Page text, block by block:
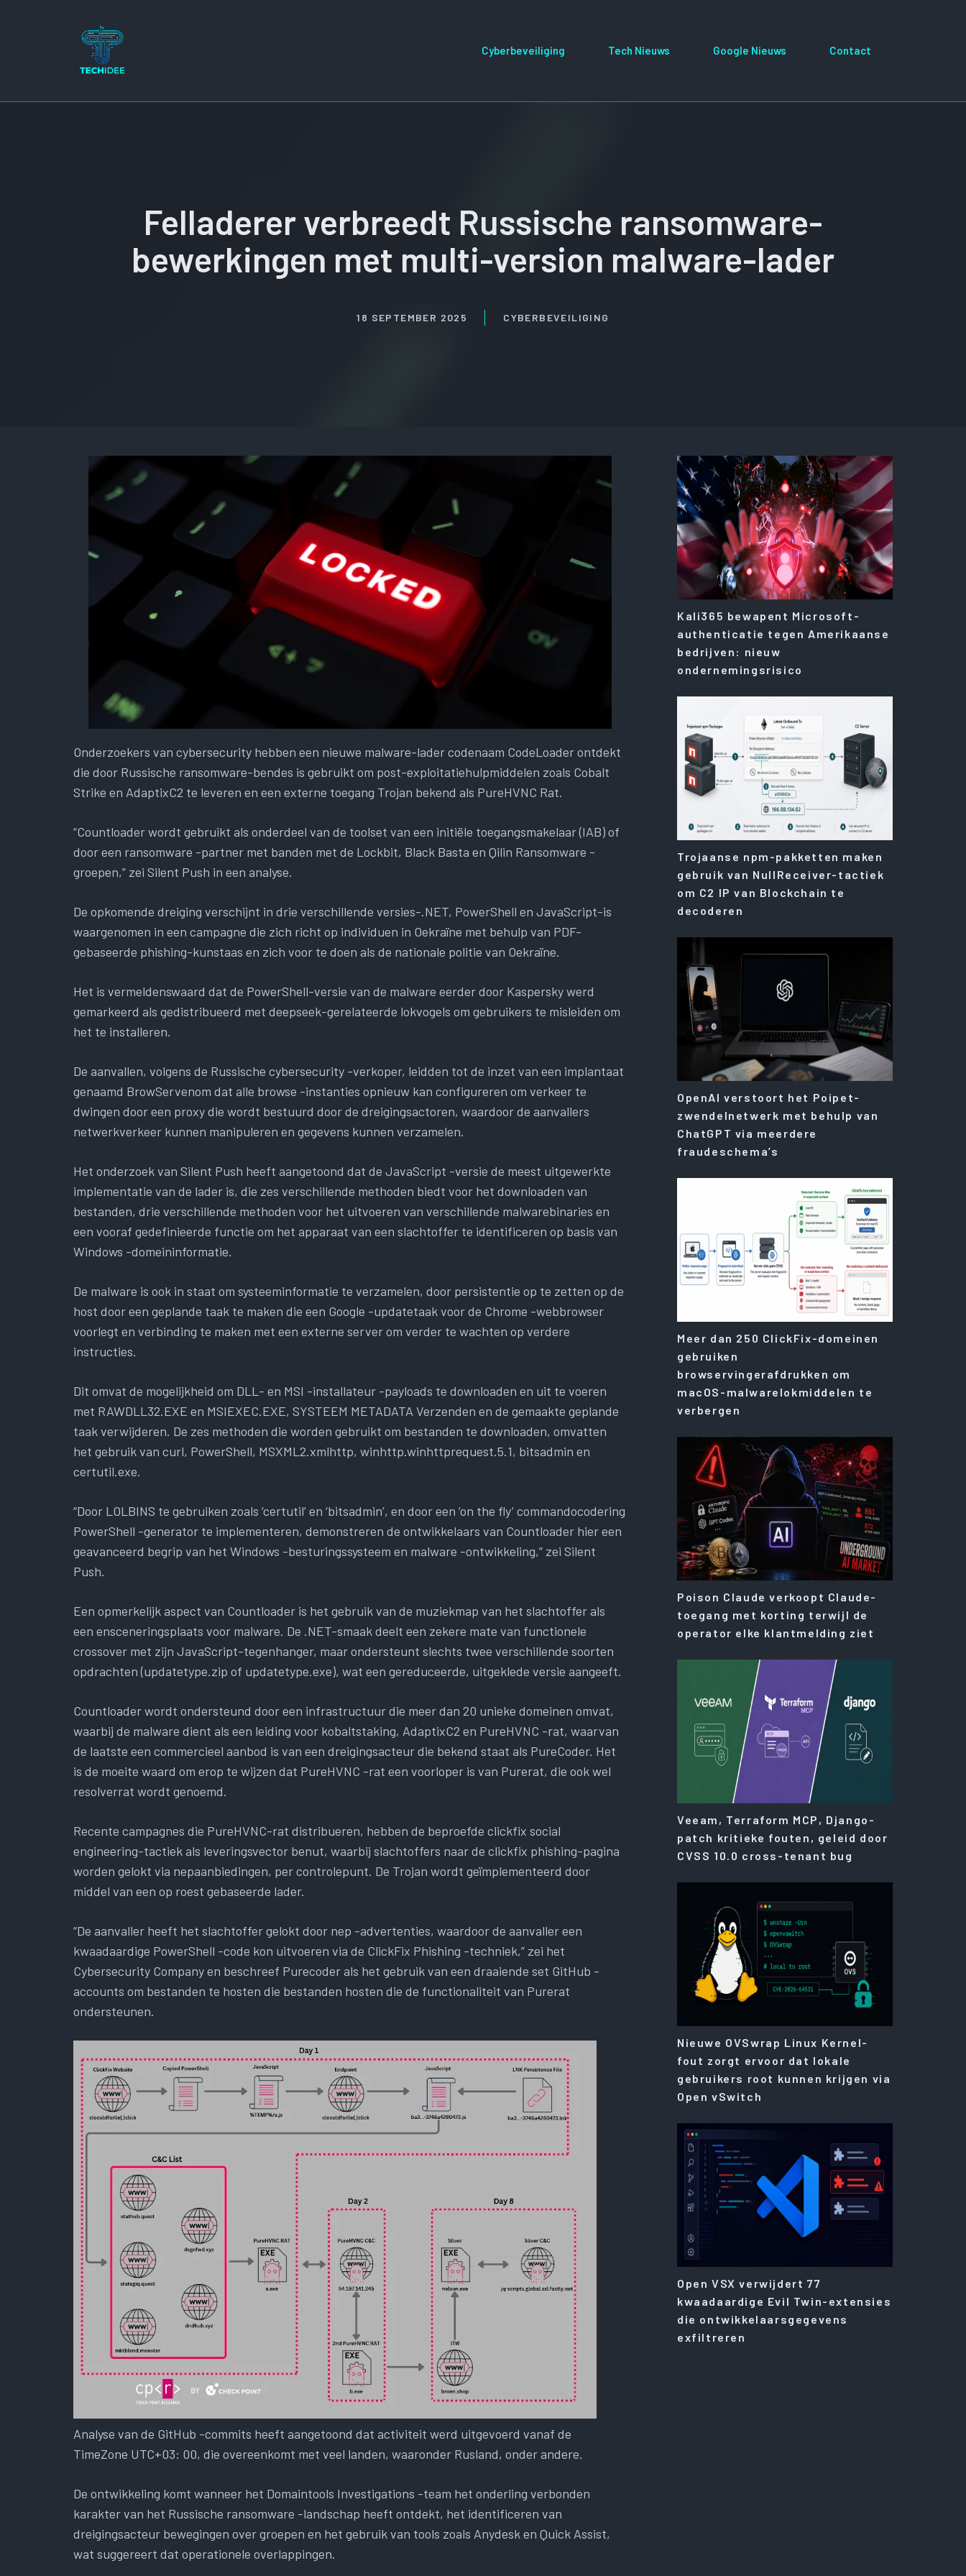
Cyberbeveiliging Tech Nieuws Google Nieuws Contact
Felladerer verbreedt Russische ransomware-
bewerkingen met multi-version malware-lader
18 SEPTEMBER 2025 CYBERBEVEILIGING
Onderzoekers van cybersecurity hebben een nieuwe malware-lader codenaam CodeLoader ontdekt
die door Russische ransomware-bendes is gebruikt om post-exploitatiehulpmiddelen zoals Cobalt
Strike en AdaptixC2 te leveren en een externe toegang Trojan bekend als PureHVNC Rat.
“Countloader wordt gebruikt als onderdeel van de toolset van een initiële toegangsmakelaar (IAB) of
door een ransomware -partner met banden met de Lockbit, Black Basta en Qilin Ransomware -
groepen,” zei Silent Push in een analyse.
De opkomende dreiging verschijnt in drie verschillende versies-.NET, PowerShell en JavaScript-is
waargenomen in een campagne die zich richt op individuen in Oekraïne met behulp van PDF-
gebaseerde phishing-kunstaas en zich voor te doen als de nationale politie van Oekraïne.
Het is vermeldenswaard dat de PowerShell-versie van de malware eerder door Kaspersky werd
gemarkeerd als gedistribueerd met deepseek-gerelateerde lokvogels om gebruikers te misleiden om
het te installeren.
De aanvallen, volgens de Russische cybersecurity -verkoper, leidden tot de inzet van een implantaat
genaamd BrowServenom dat alle browse -instanties opnieuw kan configureren om verkeer te
dwingen door een proxy die wordt bestuurd door de dreigingsactoren, waardoor de aanvallers
netwerkverkeer kunnen manipuleren en gegevens kunnen verzamelen.
Het onderzoek van Silent Push heeft aangetoond dat de JavaScript -versie de meest uitgewerkte
implementatie van de lader is, die zes verschillende methoden biedt voor het downloaden van
bestanden, drie verschillende methoden voor het uitvoeren van verschillende malwarebinaries en
een vooraf gedefinieerde functie om het apparaat van een slachtoffer te identificeren op basis van
Windows -domeininformatie.
De malware is ook in staat om systeeminformatie te verzamelen, door persistentie op te zetten op de
host door een geplande taak te maken die een Google -updatetaak voor de Chrome -webbrowser
voorlegt en verbinding te maken met een externe server om verder te wachten op verdere
instructies.
Dit omvat de mogelijkheid om DLL- en MSI -installateur -payloads te downloaden en uit te voeren
met RAWDLL32.EXE en MSIEXEC.EXE, SYSTEEM METADATA Verzenden en de gemaakte geplande
taak verwijderen. De zes methoden die worden gebruikt om bestanden te downloaden, omvatten
het gebruik van curl, PowerShell, MSXML2.xmlhttp, winhttp.winhttprequest.5.1, bitsadmin en
certutil.exe.
“Door LOLBINS te gebruiken zoals ‘certutil’ en ‘bitsadmin’, en door een ‘on the fly’ commandocodering
PowerShell -generator te implementeren, demonstreren de ontwikkelaars van Countloader hier een
geavanceerd begrip van het Windows -besturingssysteem en malware -ontwikkeling,” zei Silent
Push.
Een opmerkelijk aspect van Countloader is het gebruik van de muziekmap van het slachtoffer als
een ensceneringsplaats voor malware. De .NET-smaak deelt een zekere mate van functionele
crossover met zijn JavaScript-tegenhanger, maar ondersteunt slechts twee verschillende soorten
opdrachten (updatetype.zip of updatetype.exe), wat een gereduceerde, uitgeklede versie aangeeft.
Countloader wordt ondersteund door een infrastructuur die meer dan 20 unieke domeinen omvat,
waarbij de malware dient als een leiding voor kobaltstaking, AdaptixC2 en PureHVNC -rat, waarvan
de laatste een commercieel aanbod is van een dreigingsacteur die bekend staat als PureCoder. Het
is de moeite waard om erop te wijzen dat PureHVNC -rat een voorloper is van Purerat, die ook wel
resolverrat wordt genoemd.
Recente campagnes die PureHVNC-rat distribueren, hebben de beproefde clickfix social
engineering-tactiek als leveringsvector benut, waarbij slachtoffers naar de clickfix phishing-pagina
worden gelokt via nepaanbiedingen, per controlepunt. De Trojan wordt geïmplementeerd door
middel van een op roest gebaseerde lader.
“De aanvaller heeft het slachtoffer gelokt door nep -advertenties, waardoor de aanvaller een
kwaadaardige PowerShell -code kon uitvoeren via de ClickFix Phishing -techniek,” zei het
Cybersecurity Company en beschreef Purecoder als het gebruik van een draaiende set GitHub -
accounts om bestanden te hosten die bestanden hosten die de functionaliteit van Purerat
ondersteunen.
Analyse van de GitHub -commits heeft aangetoond dat activiteit werd uitgevoerd vanaf de
TimeZone UTC+03: 00, die overeenkomt met veel landen, waaronder Rusland, onder andere.
De ontwikkeling komt wanneer het Domaintools Investigations -team het onderling verbonden
karakter van het Russische ransomware -landschap heeft ontdekt, het identificeren van
dreigingsacteur bewegingen over groepen en het gebruik van tools zoals Anydesk en Quick Assist,
wat suggereert dat operationele overlappingen.
Kali365 bewapent Microsoft-
authenticatie tegen Amerikaanse
bedrijven: nieuw
ondernemingsrisico
Trojaanse npm-pakketten maken
gebruik van NullReceiver-tactiek
om C2 IP van Blockchain te
decoderen
OpenAI verstoort het Poipet-
zwendelnetwerk met behulp van
ChatGPT via meerdere
fraudeschema’s
Meer dan 250 ClickFix-domeinen
gebruiken
browservingerafdrukken om
macOS-malwarelokmiddelen te
verbergen
Poison Claude verkoopt Claude-
toegang met korting terwijl de
operator elke klantmelding ziet
Veeam, Terraform MCP, Django-
patch kritieke fouten, geleid door
CVSS 10.0 cross-tenant bug
Nieuwe OVSwrap Linux Kernel-
fout zorgt ervoor dat lokale
gebruikers root kunnen krijgen via
Open vSwitch
Open VSX verwijdert 77
kwaadaardige Evil Twin-extensies
die ontwikkelaarsgegevens
exfiltreren